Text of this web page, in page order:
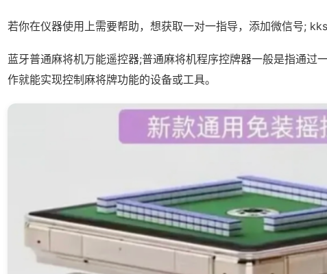
若你在仪器使用上需要帮助，想获取一对一指导，添加微信号;
蓝牙普通麻将机万能遥控器;普通麻将机程序控牌器一般是指通过
作就能实现控制麻将牌功能的设备或工具。